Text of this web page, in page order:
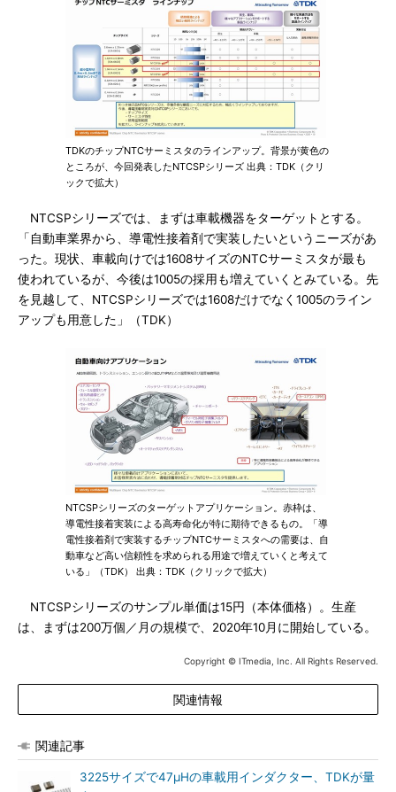
TDKのチップNTCサーミスタのラインアップ。背景が黄色の
ところが、今回発表したNTCSPシリーズ 出典：TDK（クリ
ックで拡大）
NTCSPシリーズでは、まずは車載機器をターゲットとする。
「自動車業界から、導電性接着剤で実装したいというニーズがあ
った。現状、車載向けでは1608サイズのNTCサーミスタが最も
使われているが、今後は1005の採用も増えていくとみている。先
を見越して、NTCSPシリーズでは1608だけでなく1005のライン
アップも用意した」（TDK）
NTCSPシリーズのターゲットアプリケーション。赤枠は、
導電性接着実装による高寿命化が特に期待できるもの。「導
電性接着剤で実装するチップNTCサーミスタへの需要は、自
動車など高い信頼性を求められる用途で増えていくと考えて
いる」（TDK） 出典：TDK（クリックで拡大）
NTCSPシリーズのサンプル単価は15円（本体価格）。生産
は、まずは200万個／月の規模で、2020年10月に開始している。
Copyright © ITmedia, Inc. All Rights Reserved.
関連情報
関連記事
3225サイズで47μHの車載用インダクター、TDKが量